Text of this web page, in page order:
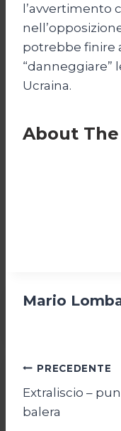
l’avvertimento
potrebbe finire
“danneggiare”
Ucraina.
About
Mario
articoli
PRECEDENTE
Extraliscio –
balera